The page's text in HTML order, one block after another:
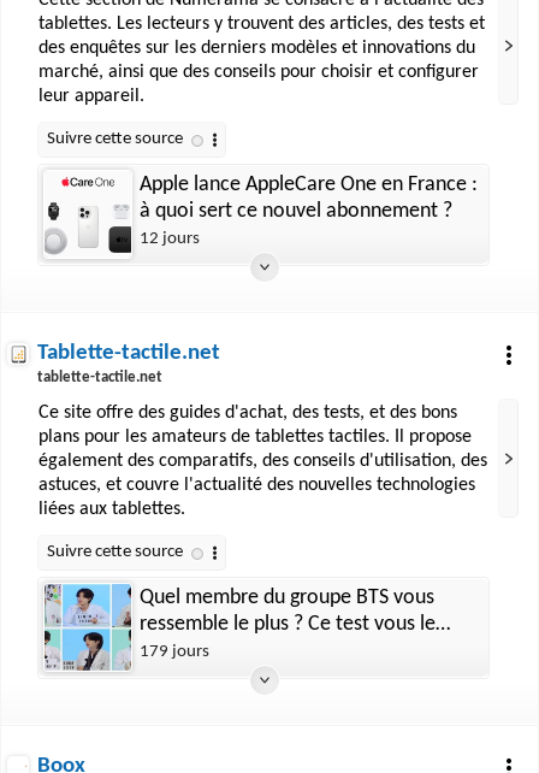
tablettes. Les lecteurs y trouvent des articles, des tests et
des enquêtes sur les derniers modèles et innovations du
marché, ainsi que des conseils pour choisir et configurer
leur appareil.
Apple lance AppleCare One en France :
à quoi sert ce nouvel abonnement ?
12 jours
Tablette-tactile.net
tablette-tactile.net
Ce site offre des guides d'achat, des tests, et des bons
plans pour les amateurs de tablettes tactiles. Il propose
également des comparatifs, des conseils d'utilisation, des
astuces, et couvre l'actualité des nouvelles technologies
liées aux tablettes.
Quel membre du groupe BTS vous
ressemble le plus ? Ce test vous le
révèle
179 jours
Boox